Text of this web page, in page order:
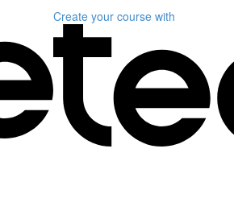
Create your course with